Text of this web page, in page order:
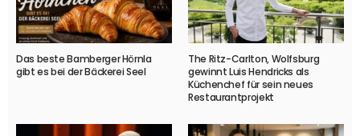
Das beste Bamberger Hörnla
gibt es bei der Bäckerei Seel
The Ritz-Carlton, Wolfsburg
gewinnt Luis Hendricks als
Küchenchef für sein neues
Restaurantprojekt